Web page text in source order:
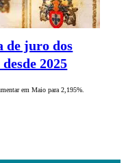
de juro dos
2025
em Maio para 2,195%.